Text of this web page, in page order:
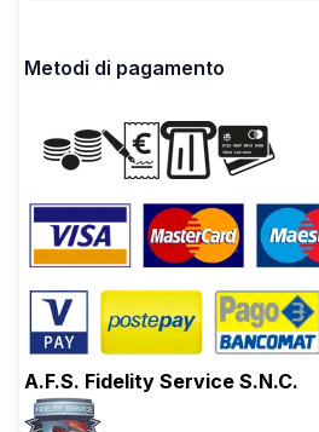
Metodi di pagamento
A.F.S. Fidelity Service S.N.C.